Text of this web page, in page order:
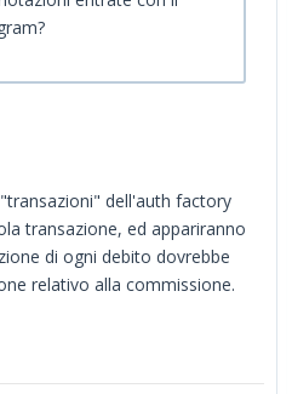
dell'auth factory
transazione, ed appariranno
di ogni debito dovrebbe
relativo alla commissione.